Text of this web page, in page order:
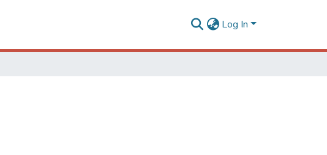
Log In